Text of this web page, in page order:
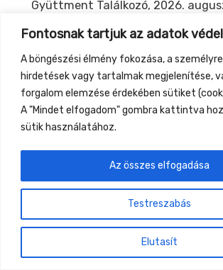
Fontosnak tartjuk az adatok
A böngészési élmény fokozása, a
hirdetések vagy tartalmak megjelenítése,
forgalom elemzése érdekében sütiket
A "Mindet elfogadom" gombra kattintva
sütik használatához.
Testreszabás
Elutasít
Az összes elfogadása
Gyüttment Találkozó, 2026.